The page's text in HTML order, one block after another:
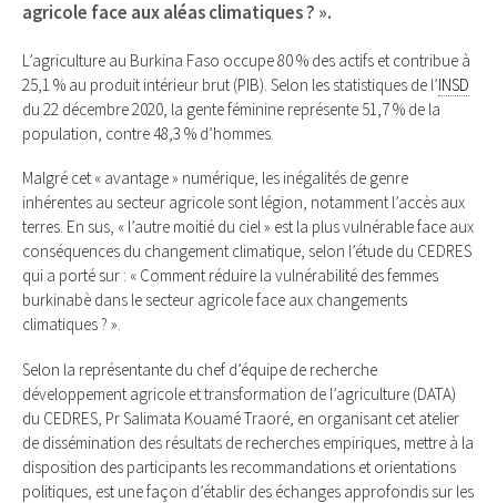
agricole face aux aléas climatiques ? ».
L’agriculture au Burkina Faso occupe 80 % des actifs et contribue à
25,1 % au produit intérieur brut (PIB). Selon les statistiques de l’INSD
du 22 décembre 2020, la gente féminine représente 51,7 % de la
population, contre 48,3 % d’hommes.
Malgré cet « avantage » numérique, les inégalités de genre
inhérentes au secteur agricole sont légion, notamment l’accès aux
terres. En sus, « l’autre moitié du ciel » est la plus vulnérable face aux
conséquences du changement climatique, selon l’étude du CEDRES
qui a porté sur : « Comment réduire la vulnérabilité des femmes
burkinabè dans le secteur agricole face aux changements
climatiques ? ».
Selon la représentante du chef d’équipe de recherche
développement agricole et transformation de l’agriculture (DATA)
du CEDRES, Pr Salimata Kouamé Traoré, en organisant cet atelier
de dissémination des résultats de recherches empiriques, mettre à la
disposition des participants les recommandations et orientations
politiques, est une façon d’établir des échanges approfondis sur les